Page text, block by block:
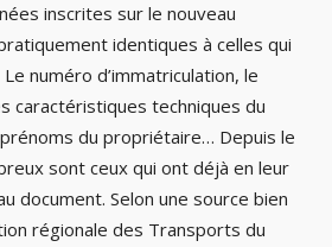
inscrites sur le nouveau
identiques à celles qui
numéro d’immatriculation, le
caractéristiques techniques du
du propriétaire… Depuis le
sont ceux qui ont déjà en leur
document. Selon une source bien
régionale des Transports du